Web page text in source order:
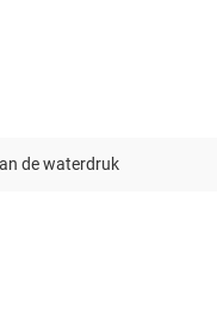
de waterdruk